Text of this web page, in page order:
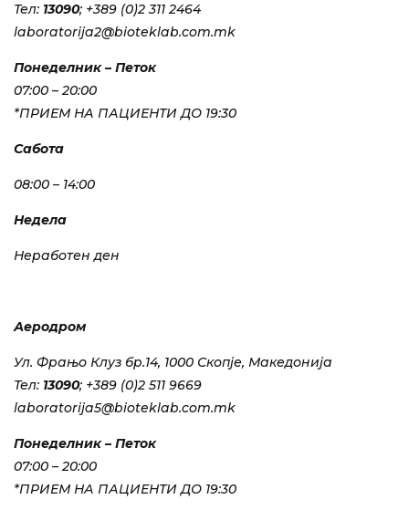
Тел: 13090; +389 (0)2 311 2464
laboratorija2@bioteklab.com.mk
Понеделник – Петок
07:00 – 20:00
*ПРИЕМ НА ПАЦИЕНТИ ДО 19:30
Сабота
08:00 – 14:00
Недела
Неработен ден
Аеродром
Ул. Фрањо Клуз бр.14, 1000 Скопје, Македонија
Тел: 13090; +389 (0)2 511 9669
laboratorija5@bioteklab.com.mk
Понеделник – Петок
07:00 – 20:00
*ПРИЕМ НА ПАЦИЕНТИ ДО 19:30